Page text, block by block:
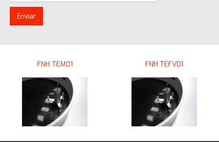
FNH TEM01 FNH TEFV01